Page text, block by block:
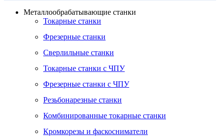
Металлообрабатывающие станки
Токарные станки
Фрезерные станки
Сверлильные станки
Токарные станки с ЧПУ
Фрезерные станки с ЧПУ
Резьбонарезные станки
Комбинированные токарные станки
Кромкорезы и фаскосниматели